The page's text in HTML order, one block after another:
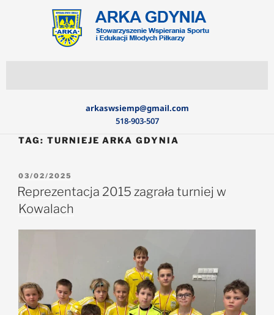
arkaswsiemp@gmail.com
518-903-507
TAG: TURNIEJE ARKA GDYNIA
03/02/2025
Reprezentacja 2015 zagrała turniej w
Kowalach